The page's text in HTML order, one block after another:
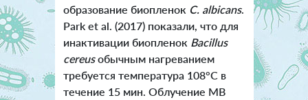
образование биопленок C. albicans.
Park et al. (2017) показали, что для
инактивации биопленок Bacillus
cereusобычным нагреванием
требуется температура 108°C в
течение 15 мин. Облучение МВ